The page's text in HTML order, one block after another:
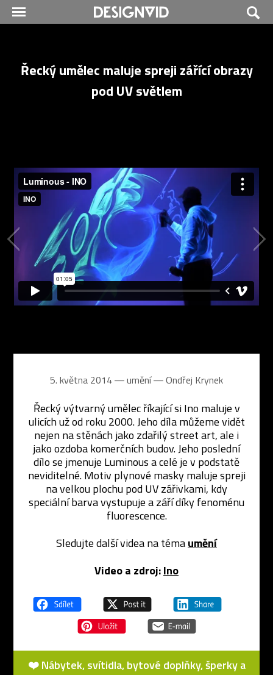
Řecký umělec maluje spreji zářící obrazy
pod UV světlem
5. května 2014 ― umění ―Ondřej Krynek
Řecký výtvarný umělec říkající si Ino maluje v
ulicích už od roku 2000. Jeho díla můžeme vidět
nejen na stěnách jako zdařilý street art, ale i
jako ozdoba komerčních budov. Jeho poslední
dílo se jmenuje Luminous a celé je v podstatě
neviditelné. Motiv plynové masky maluje spreji
na velkou plochu pod UV zářivkami, kdy
speciální barva vystupuje a září díky fenoménu
fluorescence.
Sledujte další videa na témaumění
Video a zdroj:Ino
❤️ Nábytek, svítidla, bytové doplňky, šperky a